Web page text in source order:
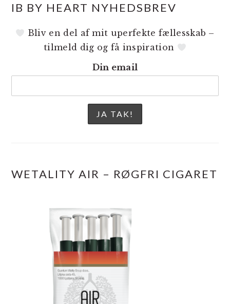
IB BY HEART NYHEDSBREV
Bliv en del af mit uperfekte fællesskab –
tilmeld dig og få inspiration
Din email
WETALITY AIR – RØGFRI CIGARET